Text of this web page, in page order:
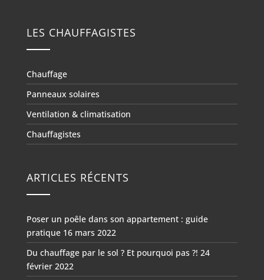
LES CHAUFFAGISTES
Chauffage
Panneaux solaires
Ventilation & climatisation
Chauffagistes
ARTICLES RÉCENTS
Poser un poêle dans son appartement : guide
pratique 16 mars 2022
Du chauffage par le sol ? Et pourquoi pas ?! 24
février 2022